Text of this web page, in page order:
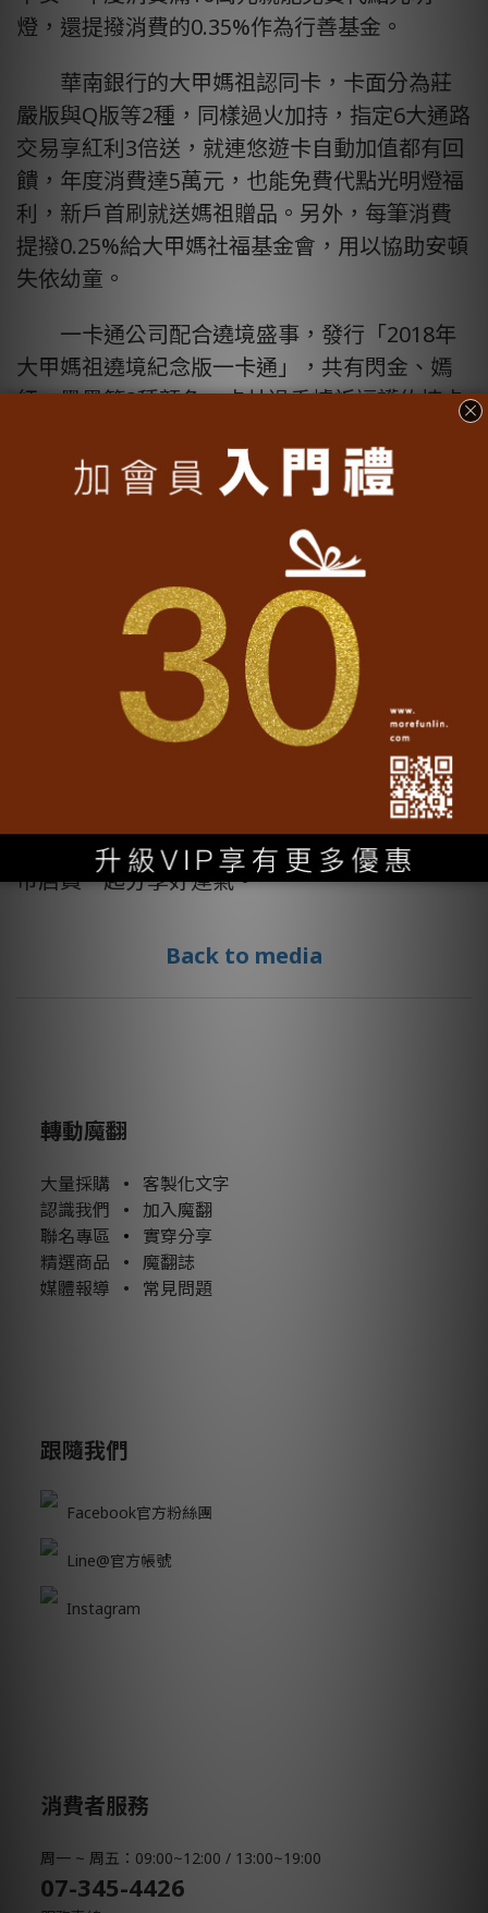
燈，還提撥消費的0.35%作為行善基金。
華南銀行的大甲媽祖認同卡，卡面分為莊
嚴版與Q版等2種，同樣過火加持，指定6大通路
交易享紅利3倍送，就連悠遊卡自動加值都有回
饋，年度消費達5萬元，也能免費代點光明燈福
利，新戶首刷就送媽祖贈品。另外，每筆消費
提撥0.25%給大甲媽社福基金會，用以協助安頓
失依幼童。
一卡通公司配合遶境盛事，發行「2018年
大甲媽祖遶境紀念版一卡通」，共有閃金、嫣
紅、墨黑等3種顏色，卡片過香爐祈福護佑持卡
聖母」文字翻轉成為「大甲香慢」，象徵媽祖
庇佑恩澤廣被。信徒可於大甲鎮瀾宮媽祖文化
廳藝品部或宮廟前順天路愛心文化市集購買，
各大電信業者也因應遶境活動，為信徒們
提供服務。像是台灣大哥大在路線上的28家門
市準備免費瓶裝水、扇子及協助充電，民眾消
費滿千元，就抽籤送7-ELEVEN禮券或料理鍋；
台灣之星沿途門市都有奉茶款代，免費為信徒
清潔手機、充電，於指定門市申辦資費再送發
財金；亞太電信指定門市則是發送幸福大蒲扇
與如意香灰杯，更開賣智慧佛珠，讓信徒與門
市店員一起分享好運氣。
Back to media
轉動魔翻
大量採購 •
客製化文字
認識我們 •
加入魔翻
聯名專區 •
實穿分享
精選商品 • 魔翻誌
媒體報導
• 常見問題
跟隨我們
Facebook官方粉絲團
Line@官方帳號
Instagram
消費者服務
周一 ~ 周五：09:00~12:00 / 13:00~19:00
07-345-4426